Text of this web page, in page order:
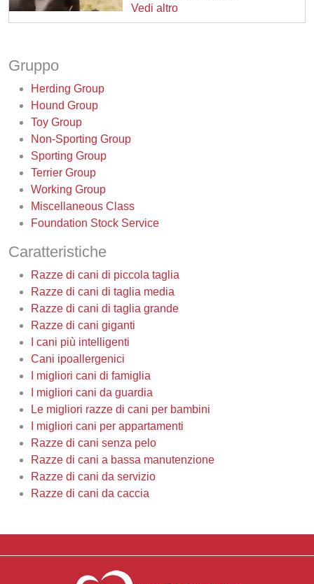
Vedi altro
Gruppo
Herding Group
Hound Group
Toy Group
Non-Sporting Group
Sporting Group
Terrier Group
Working Group
Miscellaneous Class
Foundation Stock Service
Caratteristiche
Razze di cani di piccola taglia
Razze di cani di taglia media
Razze di cani di taglia grande
Razze di cani giganti
I cani più intelligenti
Cani ipoallergenici
I migliori cani di famiglia
I migliori cani da guardia
Le migliori razze di cani per bambini
I migliori cani per appartamenti
Razze di cani senza pelo
Razze di cani a bassa manutenzione
Razze di cani da servizio
Razze di cani da caccia